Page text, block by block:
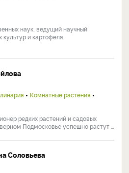
наук, ведущий научный
и картофеля
Комнатные растения
редких растений и садовых
Подмосковье успешно растут ...
Соловьева